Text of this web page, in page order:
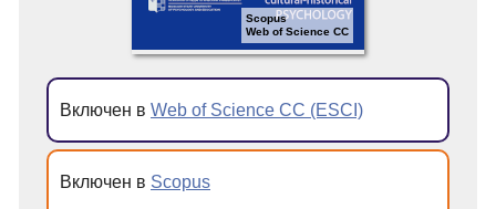
Scopus
Web of Science CC
Включен в Web of Science CC (ESCI)
Включен в Scopus